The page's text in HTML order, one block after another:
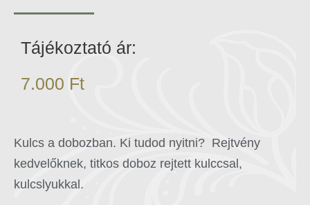
Tájékoztató ár:
7.000 Ft
Kulcs a dobozban. Ki tudod nyitni? Rejtvény
kedvelőknek, titkos doboz rejtett kulccsal,
kulcslyukkal.